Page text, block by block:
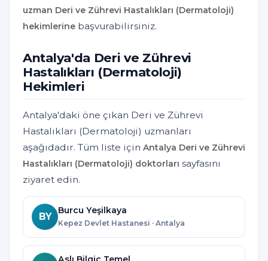
uzman Deri ve Zührevi Hastalıkları (Dermatoloji)
hekimlerine başvurabilirsiniz.
Antalya'da Deri ve Zührevi
Hastalıkları (Dermatoloji)
Hekimleri
Antalya'daki öne çıkan Deri ve Zührevi
Hastalıkları (Dermatoloji) uzmanları
aşağıdadır. Tüm liste için Antalya Deri ve Zührevi
Hastalıkları (Dermatoloji) doktorları sayfasını
ziyaret edin.
BY
Burcu Yeşilkaya
Kepez Devlet Hastanesi · Antalya